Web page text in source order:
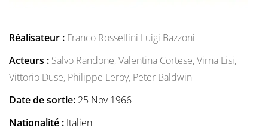
Réalisateur : Franco Rossellini Luigi Bazzoni
Acteurs : Salvo Randone,Valentina Cortese,Virna Lisi,
Vittorio Duse, Philippe Leroy, Peter Baldwin
Date de sortie: 25 Nov 1966
Nationalité : Italien